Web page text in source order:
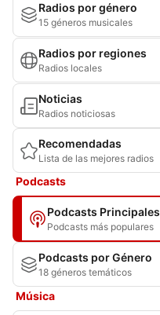
Radios por género
15 géneros musicales
Radios por regiones
Radios locales
Noticias
Radios noticiosas
Recomendadas
Lista de las mejores radios
Podcasts
Podcasts Principales
Podcasts más populares
Podcasts por Género
18 géneros temáticos
Música